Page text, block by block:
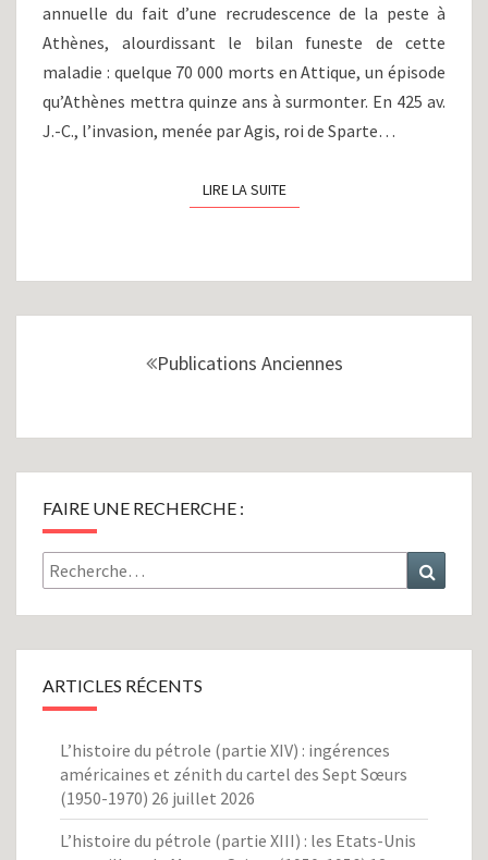
415
AV.
J.-
C.)
annuelle du fait d’une recrudescence de la peste à
Athènes, alourdissant le bilan funeste de cette
maladie : quelque 70 000 morts en Attique, un épisode
qu’Athènes mettra quinze ans à surmonter. En 425 av.
J.-C., l’invasion, menée par Agis, roi de Sparte…
LIRE LA SUITELIRE LA SUITE
articles
Publications Anciennes
FAIRE UNE RECHERCHE :
Rechercher :
ARTICLES RÉCENTS
L’histoire du pétrole (partie XIV) : ingérences
américaines et zénith du cartel des Sept Sœurs
(1950-1970) 26 juillet 2026
L’histoire du pétrole (partie XIII) : les Etats-Unis